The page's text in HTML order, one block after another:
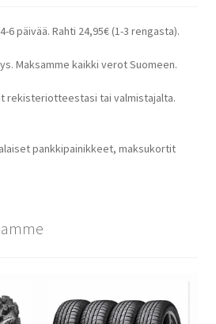
6 päivää. Rahti 24,95€ (1-3 rengasta).
Maksamme kaikki verot Suomeen.
rekisteriotteestasi tai valmistajalta.
pankkipainikkeet, maksukortit